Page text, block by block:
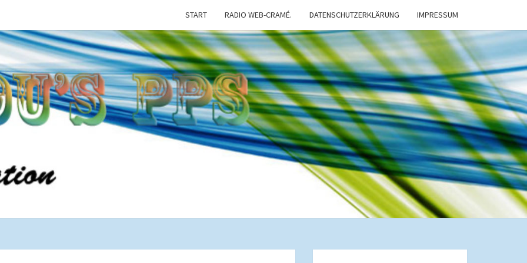
START RADIO WEB-CRAMÉ. DATENSCHUTZERKLÄRUNG IMPRESSUM